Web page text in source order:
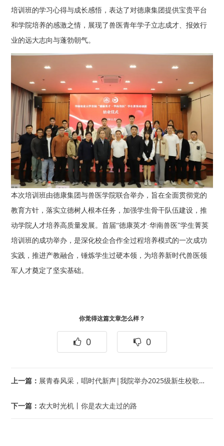
培训班的学习心得与成长感悟，表达了对德康集团提供宝贵平台
和学院培养的感激之情，展现了兽医青年学子立志成才、报效行
业的远大志向与蓬勃朝气。
本次培训班由德康集团与兽医学院联合举办，旨在全面贯彻党的
教育方针，落实立德树人根本任务，加强学生骨干队伍建设，推
动学院人才培养高质量发展。首届“德康英才·华南兽医”学生菁英
培训班的成功举办，是深化校企合作全过程培养模式的一次成功
实践，推进产教融合，锤炼学生过硬本领，为培养新时代兽医领
军人才奠定了坚实基础。
你觉得这篇文章怎么样？
0 0
上一篇： 展青春风采，唱时代新声|我院举办2025级新生校歌合唱比赛
下一篇：农大时光机丨你是农大走过的路